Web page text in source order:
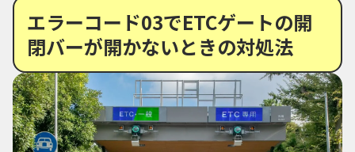
エラーコード03でETCゲートの開
閉バーが開かないときの対処法